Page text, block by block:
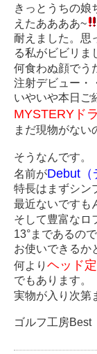
きっとうちの娘
えたああああ~
耐えました。思
る私がビビリま
何食わぬ顔でう
注射デビュー・
いやいや本日ご
MYSTERYド
まだ現物がない
そうなんです。
名前がDebut（
特長はまずシン
最近ないですも
そして豊富なロ
13°まであるの
お使いできるか
何より ヘッド
でもあります。
実物が入り次第
ゴルフ工房